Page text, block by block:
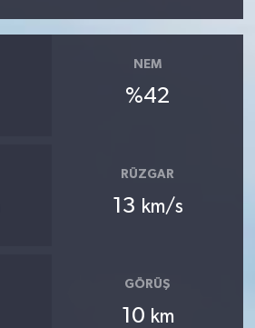
NEM
%42
RÜZGAR
13 km/s
GÖRÜŞ
10 km